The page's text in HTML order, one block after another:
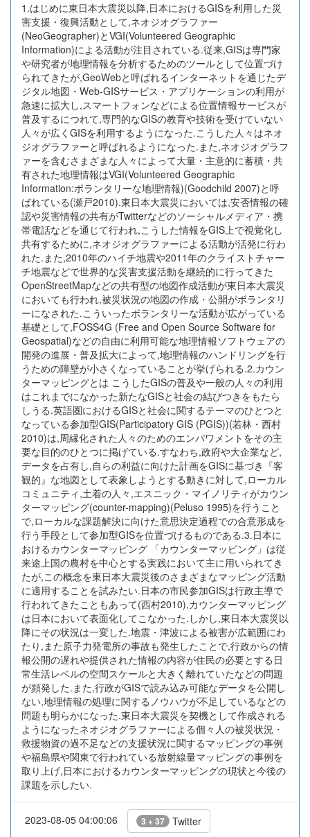
1.はじめに東日本大震災以降,日本におけるGISを利用した災
害支援・復興活動として,ネオジオグラファー
(NeoGeographer)とVGI(Volunteered Geographic
Information)による活動が注目されている.従来,GISは専門家
や研究者が地理情報を分析するためのツールとして位置づけ
られてきたが,GeoWebと呼ばれるインターネットを通じたデ
ジタル地図・Web-GISサービス・アプリケーションの利用が
急速に拡大し,スマートフォンなどによる位置情報サービスが
普及するにつれて,専門的なGISの教育や技術を受けていない
人々が広くGISを利用するようになった.こうした人々はネオ
ジオグラファーと呼ばれるようになった.また,ネオジオグラフ
ァーを含むさまざまな人々によって大量・主意的に蓄積・共
有された地理情報はVGI(Volunteered Geographic
Information:ボランタリーな地理情報)(Goodchild 2007)と呼
ばれている(瀬戸2010).東日本大震災においては,安否情報の確
認や災害情報の共有がTwitterなどのソーシャルメディア・携
帯電話などを通じて行われ,こうした情報をGIS上で視覚化し
共有するために,ネオジオグラファーによる活動が活発に行わ
れた.また,2010年のハイチ地震や2011年のクライストチャー
チ地震などで世界的な災害支援活動を継続的に行ってきた
OpenStreetMapなどの共有型の地図作成活動が東日本大震災
においても行われ,被災状況の地図の作成・公開がボランタリ
ーになされた.こういったボランタリーな活動が広がっている
基礎として,FOSS4G (Free and Open Source Software for
Geospatial)などの自由に利用可能な地理情報ソフトウェアの
開発の進展・普及拡大によって,地理情報のハンドリングを行
うための障壁が小さくなっていることが挙げられる.2.カウン
ターマッピングとは こうしたGISの普及や一般の人々の利用
はこれまでになかった新たなGISと社会の結びつきをもたら
しうる.英語圏におけるGISと社会に関するテーマのひとつと
なっている参加型GIS(Participatory GIS (PGIS))(若林・西村
2010)は,周縁化された人々のためのエンパワメントをその主
要な目的のひとつに掲げている.すなわち,政府や大企業など,
データを占有し,自らの利益に向けた計画をGISに基づき『客
観的』な地図として表象しようとする動きに対して,ローカル
コミュニティ,土着の人々,エスニック・マイノリティがカウン
ターマッピング(counter-mapping)(Peluso 1995)を行うこと
で,ローカルな課題解決に向けた意思決定過程での合意形成を
行う手段として参加型GISを位置づけるものである.3.日本に
おけるカウンターマッピング 「カウンターマッピング」は従
来途上国の農村を中心とする実践において主に用いられてき
たが,この概念を東日本大震災後のさまざまなマッピング活動
に適用することを試みたい.日本の市民参加GISは行政主導で
行われてきたこともあって(西村2010),カウンターマッピング
は日本において表面化してこなかった.しかし,東日本大震災以
降にその状況は一変した.地震・津波による被害が広範囲にわ
たり,また原子力発電所の事故も発生したことで,行政からの情
報公開の遅れや提供された情報の内容が住民の必要とする日
常生活レベルの空間スケールと大きく離れていたなどの問題
が頻発した.また,行政がGISで読み込み可能なデータを公開し
ない,地理情報の処理に関するノウハウが不足しているなどの
問題も明らかになった.東日本大震災を契機として作成される
ようになったネオジオグラファーによる個々人の被災状況・
救援物資の過不足などの支援状況に関するマッピングの事例
や福島県や関東で行われている放射線量マッピングの事例を
取り上げ,日本におけるカウンターマッピングの現状と今後の
課題を示したい.
2023-08-05 04:00:06 3 + 37 Twitter